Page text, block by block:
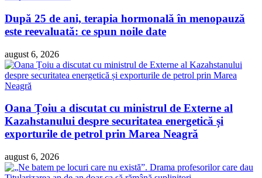
După 25 de ani, terapia hormonală în menopauză
este reevaluată: ce spun noile date
august 6, 2026
Oana Țoiu a discutat cu ministrul de Externe al
Kazahstanului despre securitatea energetică și
exporturile de petrol prin Marea Neagră
august 6, 2026